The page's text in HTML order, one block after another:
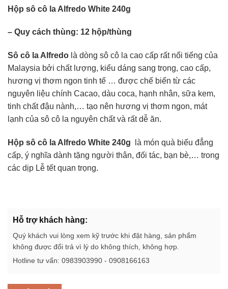
Hộp sô cô la Alfredo White 240g
– Quy cách thùng: 12 hộp/thùng
Sô cô la Alfredo là dòng sô cô la cao cấp rất nổi tiếng của
Malaysia bởi chất lượng, kiểu dáng sang trọng, cao cấp,
hương vị thơm ngon tinh tế … được chế biến từ các
nguyên liệu chính Cacao, dàu coca, hạnh nhân, sữa kem,
tinh chất đậu nành,… tạo nên hương vị thơm ngon, mát
lạnh của sô cô la nguyên chất và rất dễ ăn.
Hộp sô cô la Alfredo White 240g​
là món quà biếu đẳng
cấp, ý nghĩa dành tặng người thân, đối tác, bạn bè,… trong
các dịp Lễ tết quan trọng.
Hỗ trợ khách hàng:
Quý khách vui lòng xem kỹ trước khi đặt hàng, sản phẩm
không được đổi trả vì lý do không thích, không hợp.
Hotline tư vấn: 0983903990 - 0908166163